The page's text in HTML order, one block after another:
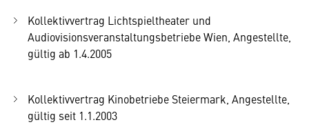
Kollektivvertrag Lichtspieltheater und
Audiovisionsveranstaltungsbetriebe Wien, Angestellte,
gültig ab 1.4.2005
Kollektivvertrag Kinobetriebe Steiermark, Angestellte,
gültig seit 1.1.2003